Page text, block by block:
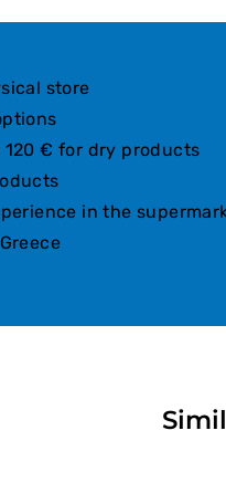
store
€ for dry products
in the